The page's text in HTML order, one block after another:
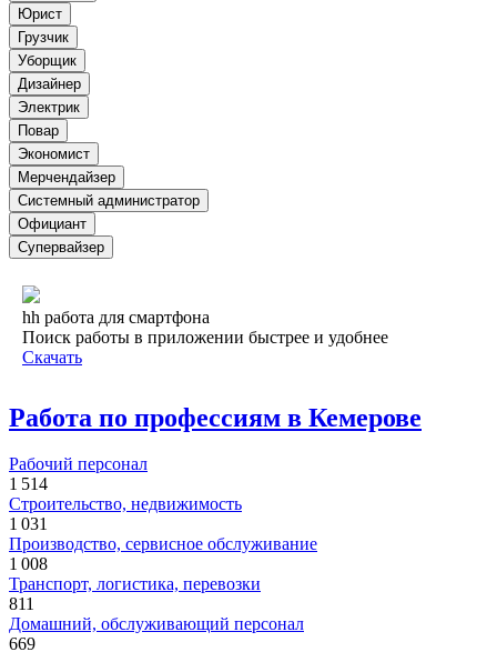
Юрист
Грузчик
Уборщик
Дизайнер
Электрик
Повар
Экономист
Мерчендайзер
Системный администратор
Официант
Супервайзер
hh работа для смартфона
Поиск работы в приложении быстрее и удобнее
Скачать
Работа по профессиям в Кемерове
Рабочий персонал
1 514
Строительство, недвижимость
1 031
Производство, сервисное обслуживание
1 008
Транспорт, логистика, перевозки
811
Домашний, обслуживающий персонал
669